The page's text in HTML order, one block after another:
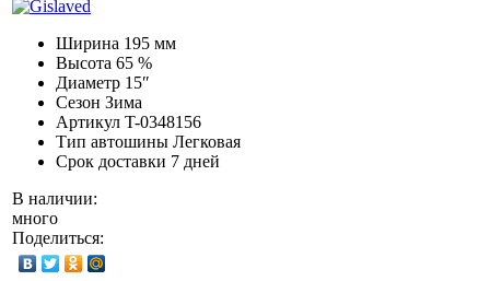
Ширина 195 мм
Высота 65 %
Диаметр 15″
Сезон Зима
Артикул T-0348156
Тип автошины Легковая
Срок доставки 7 дней
В наличии:
много
Поделиться: